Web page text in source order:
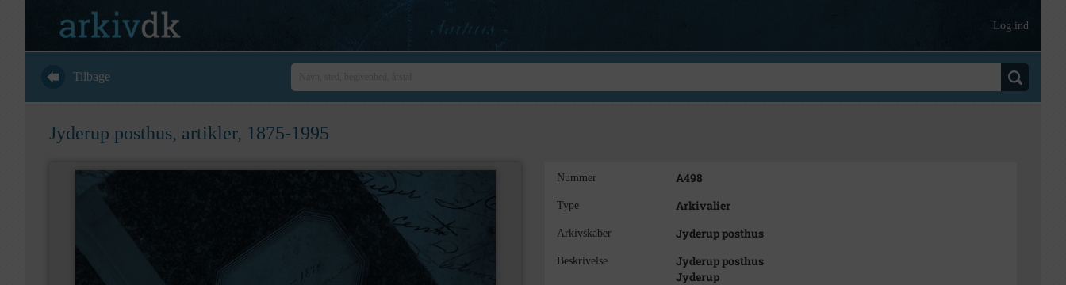
Log ind
Tilbage
Jyderup posthus, artikler, 1875-1995
Nummer A498
Type Arkivalier
Arkivskaber Jyderup posthus
Beskrivelse
Jyderup posthus
Jyderup